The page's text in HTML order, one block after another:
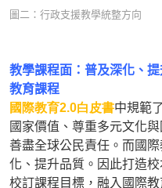
圖二：行政支援教學統整方向
教學課程面：普及深化、
教育課程
國際教育2.0白皮書中規範
國家價值、尊重多元文化
善盡全球公民責任。而國
化、提升品質。因此打造
校訂課程目標，融入國際